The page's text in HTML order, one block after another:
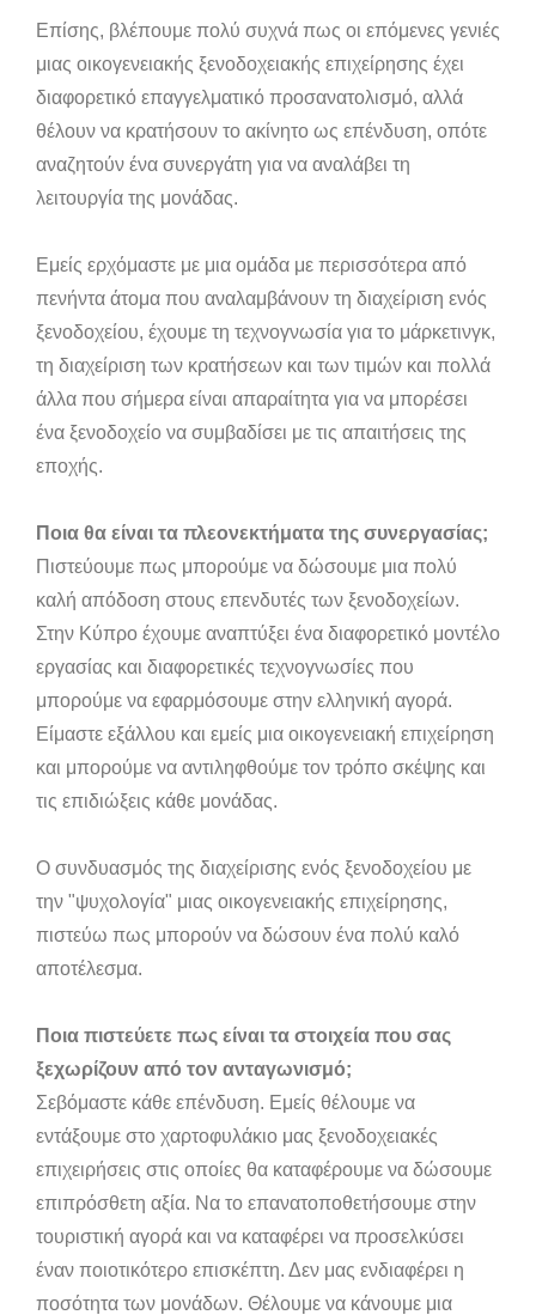
Επίσης, βλέπουμε πολύ συχνά πως οι επόμενες γενιές
μιας οικογενειακής ξενοδοχειακής επιχείρησης έχει
διαφορετικό επαγγελματικό προσανατολισμό, αλλά
θέλουν να κρατήσουν το ακίνητο ως επένδυση, οπότε
αναζητούν ένα συνεργάτη για να αναλάβει τη
λειτουργία της μονάδας.
Εμείς ερχόμαστε με μια ομάδα με περισσότερα από
πενήντα άτομα που αναλαμβάνουν τη διαχείριση ενός
ξενοδοχείου, έχουμε τη τεχνογνωσία για το μάρκετινγκ,
τη διαχείριση των κρατήσεων και των τιμών και πολλά
άλλα που σήμερα είναι απαραίτητα για να μπορέσει
ένα ξενοδοχείο να συμβαδίσει με τις απαιτήσεις της
εποχής.
Ποια θα είναι τα πλεονεκτήματα της συνεργασίας;
Πιστεύουμε πως μπορούμε να δώσουμε μια πολύ
καλή απόδοση στους επενδυτές των ξενοδοχείων.
Στην Κύπρο έχουμε αναπτύξει ένα διαφορετικό μοντέλο
εργασίας και διαφορετικές τεχνογνωσίες που
μπορούμε να εφαρμόσουμε στην ελληνική αγορά.
Είμαστε εξάλλου και εμείς μια οικογενειακή επιχείρηση
και μπορούμε να αντιληφθούμε τον τρόπο σκέψης και
τις επιδιώξεις κάθε μονάδας.
Ο συνδυασμός της διαχείρισης ενός ξενοδοχείου με
την "ψυχολογία" μιας οικογενειακής επιχείρησης,
πιστεύω πως μπορούν να δώσουν ένα πολύ καλό
αποτέλεσμα.
Ποια πιστεύετε πως είναι τα στοιχεία που σας
ξεχωρίζουν από τον ανταγωνισμό;
Σεβόμαστε κάθε επένδυση. Εμείς θέλουμε να
εντάξουμε στο χαρτοφυλάκιο μας ξενοδοχειακές
επιχειρήσεις στις οποίες θα καταφέρουμε να δώσουμε
επιπρόσθετη αξία. Να το επανατοποθετήσουμε στην
τουριστική αγορά και να καταφέρει να προσελκύσει
έναν ποιοτικότερο επισκέπτη. Δεν μας ενδιαφέρει η
ποσότητα των μονάδων. Θέλουμε να κάνουμε μια